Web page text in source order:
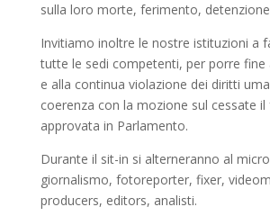
sulla loro morte, ferimento,
Invitiamo inoltre le nostre istituzioni a
tutte le sedi competenti, per porre fine
e alla continua violazione dei diritti
coerenza con la mozione sul cessate il
approvata in Parlamento.
Durante il sit-in si alterneranno al
giornalismo, fotoreporter, fixer,
producers, editors, analisti.